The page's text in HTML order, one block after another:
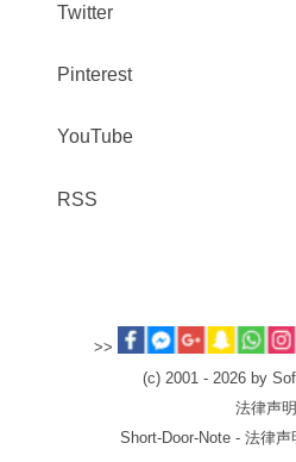
Twitter
Pinterest
YouTube
RSS
>>
(c) 2001 - 2026 by
法律声明
Short-Door-Note - 法律